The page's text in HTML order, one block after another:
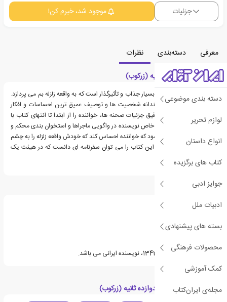
دسته بندی موضوعی
لوازم تحریر
انواع داستان
کتاب های برگزیده
جوایز ادبی
ادبیات ملل
بسته های پیشنهادی
محصولات فرهنگی
کمک آموزشی
مجله‌ی ایران‌کتاب
جزئیات موجود شد، خبرم کن!
معرفی دسته‌بندی
نظرات
معرفی کتاب دوازده ثانیه (زرکوب)
کتاب حاضر، رمانی ایرانی بسیار جذاب و تأثیرگذار است که به واقعه زلزله بم می پردازد.
نویسنده با پرداخت هنرمندانه شخصیت ها و توصیف عمیق ترین احساسات و افکار
آنها و همچنین با بیان دقیق جزئیات صحنه ها، خواننده را از ابتدا تا انتهای کتاب با
خود همراه می سازد. تبحر خاص نویسنده در واگویی ماجراها و استخوان بندی محکم و
اساسی کتاب، باعث می شود که خواننده احساس کند که خودش واقعه زلزله را به چشم
دیده و تجربه کرده است. این کتاب را می توان سفرنامه ای دانست که در هیئت یک
رمان نوشته شده است.
درباره جمال صادقی
جمال صادقی متولد سال 1342، نویسنده ایرانی می باشد.
دسته بندی های کتاب دوازده ثانیه (زرکوب)